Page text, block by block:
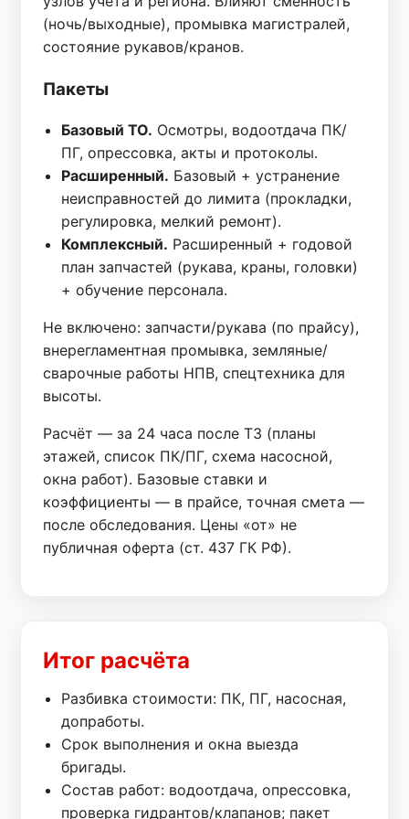
(ночь/выходные), промывка магистралей,
состояние рукавов/кранов.
Пакеты
Базовый ТО. Осмотры, водоотдача ПК/
ПГ, опрессовка, акты и протоколы.
Расширенный. Базовый + устранение
неисправностей до лимита (прокладки,
регулировка, мелкий ремонт).
Комплексный. Расширенный + годовой
план запчастей (рукава, краны, головки)
+ обучение персонала.
Не включено: запчасти/рукава (по прайсу),
внерегламентная промывка, земляные/
сварочные работы НПВ, спецтехника для
высоты.
Расчёт — за 24 часа после ТЗ (планы
этажей, список ПК/ПГ, схема насосной,
окна работ). Базовые ставки и
коэффициенты — в прайсе, точная смета —
после обследования. Цены «от» не
публичная оферта (ст. 437 ГК РФ).
Итог расчёта
Разбивка стоимости: ПК, ПГ, насосная,
допработы.
Срок выполнения и окна выезда
бригады.
Состав работ: водоотдача, опрессовка,
проверка гидрантов/клапанов; пакет